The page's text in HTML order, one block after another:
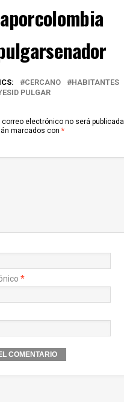
CERCANO HABITANTES
PULGAR
electrónico no será publicada.
marcados con *
*